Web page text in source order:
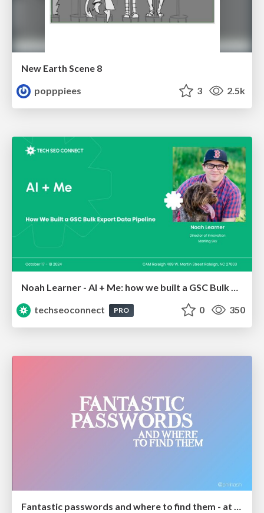
New Earth Scene 8
popppiees
3 2.5k
Noah Learner - AI + Me: how we built a GSC Bulk Export data pipeline
techseoconnect
PRO 0 350
Fantastic passwords and where to find them - at NoRuKo